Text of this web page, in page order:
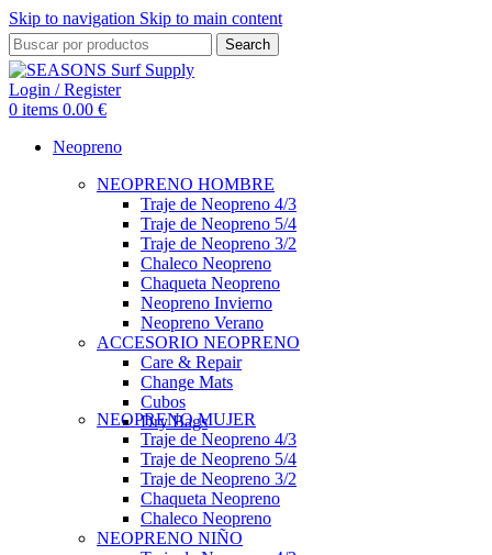
Skip to navigation Skip to main content
Search
Login / Register
0 items 0.00 €
Neopreno
NEOPRENO HOMBRE
Traje de Neopreno 4/3
Traje de Neopreno 5/4
Traje de Neopreno 3/2
Chaleco Neopreno
Chaqueta Neopreno
Neopreno Invierno
Neopreno Verano
ACCESORIO NEOPRENO
Care & Repair
Change Mats
Cubos
Dry Bags
NEOPRENO MUJER
Traje de Neopreno 4/3
Traje de Neopreno 5/4
Traje de Neopreno 3/2
Chaqueta Neopreno
Chaleco Neopreno
NEOPRENO NIÑO